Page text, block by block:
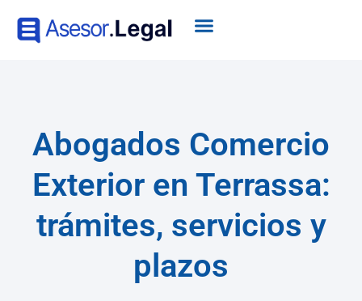
Abogados Comercio
Exterior en Terrassa:
trámites, servicios y
plazos